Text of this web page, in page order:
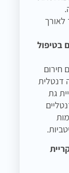
לאורך
בטיפול
חירום
דנטלית
גת